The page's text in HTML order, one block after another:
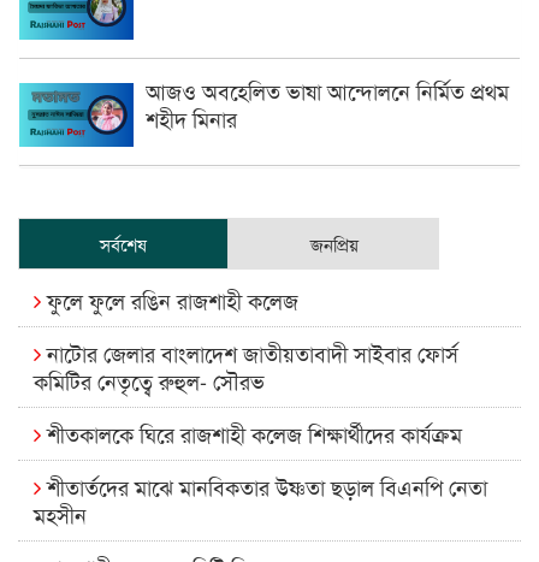
আজও অবহেলিত ভাষা আন্দোলনে নির্মিত প্রথম
শহীদ মিনার
সর্বশেষ জনপ্রিয়
ফুলে ফুলে রঙিন রাজশাহী কলেজ
নাটোর জেলার বাংলাদেশ জাতীয়তাবাদী সাইবার ফোর্স
কমিটির নেতৃত্বে রুহুল- সৌরভ
শীতকালকে ঘিরে রাজশাহী কলেজ শিক্ষার্থীদের কার্যক্রম
শীতার্তদের মাঝে মানবিকতার উষ্ণতা ছড়াল বিএনপি নেতা
মহসীন